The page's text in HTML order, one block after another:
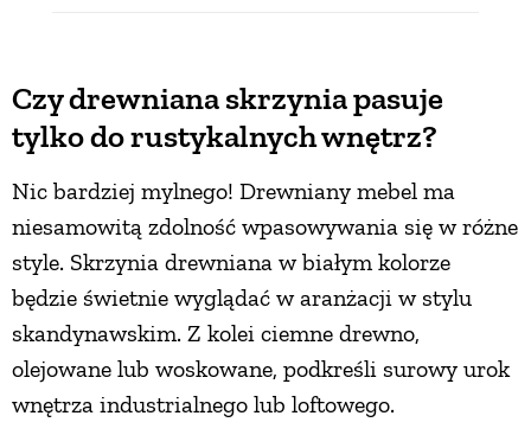
Czy drewniana skrzynia pasuje
tylko do rustykalnych wnętrz?
Nic bardziej mylnego! Drewniany mebel ma
niesamowitą zdolność wpasowywania się w różne
style. Skrzynia drewniana w białym kolorze
będzie świetnie wyglądać w aranżacji w stylu
skandynawskim. Z kolei ciemne drewno,
olejowane lub woskowane, podkreśli surowy urok
wnętrza industrialnego lub loftowego.